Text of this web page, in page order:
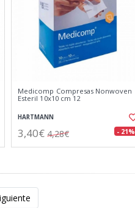
Medicomp Compresas Nonwoven
Esteril 10x10 cm 12
HARTMANN
3,40€ 4,28€ - 21%